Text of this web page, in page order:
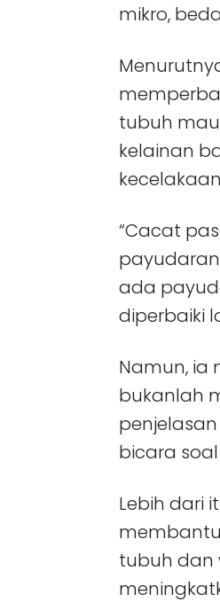
mikro,
tubuh
kelainan
“Cacat
ada
diperbaiki
Namun, ia
bukanlah
bicara
Lebih dari
tubuh dan